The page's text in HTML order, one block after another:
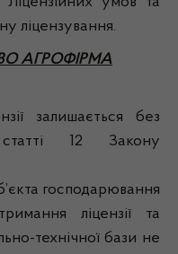
ліцензування.
АГРОФІРМА
залишається без
12 Закону
господарювання
ліцензії та
технічної бази не